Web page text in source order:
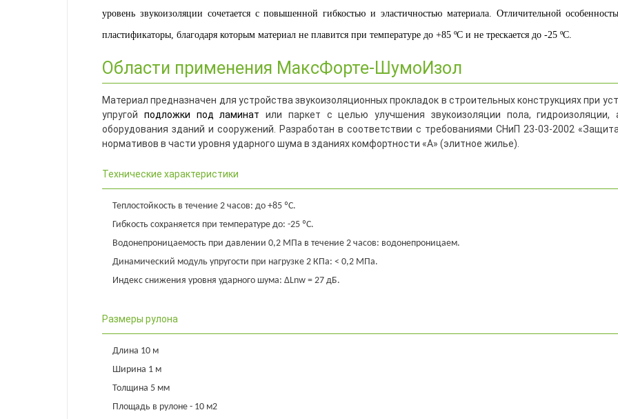
уровень звукоизоляции сочетается с повышенной гибкостью и эластичностью материала. Отличительной
пластификаторы, благодаря которым материал не плавится при температуре до +85 ºC и не трескается до -25 ºC.
Области применения МаксФорте-ШумоИзол
Материал предназначен для устройства звукоизоляционных прокладок в строительных конструкциях при
упругой подложки под ламинат или паркет с целью улучшения звукоизоляции пола,
оборудования зданий и сооружений. Разработан в соответствии с требованиями СНиП 23-03-2002
нормативов в части уровня ударного шума в зданиях комфортности «А» (элитное жилье).
Технические характеристики
Теплостойкость в течение 2 часов: до +85 ºC.
Гибкость сохраняется при температуре до: -25 ºC.
Водонепроницаемость при давлении 0,2 МПа в течение 2 часов: водонепроницаем.
Динамический модуль упругости при нагрузке 2 КПа: < 0,2 МПа.
Индекс снижения уровня ударного шума: ∆Lnw = 27 дБ.
Размеры рулона
Длина 10 м
Ширина 1 м
Толщина 5 мм
Площадь в рулоне - 10 м2